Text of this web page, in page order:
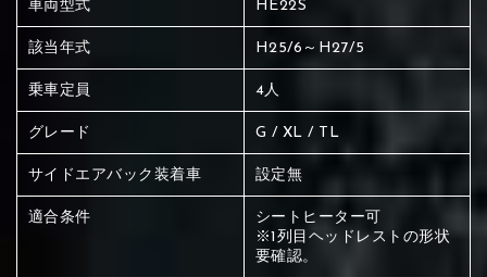
車両型式 HE22S
該当年式 H25/6～H27/5
乗車定員 4人
グレード G / XL / TL
サイドエアバック装着車 設定無
適合条件
シートヒーター可
※1列目ヘッドレストの形状
要確認。